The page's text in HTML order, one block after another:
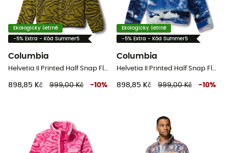
Ekologicky šetrné
-5% Extra - Kód Summer5
Columbia
Helvetia II Printed Half Snap Fleece - Dětská fleesová mikina
898,85 Kč 999,00 Kč -10%
Ekologicky šetrné
-5% Extra - Kód Summer5
Columbia
Helvetia II Printed Half Snap Fleece - Dětská fleesová mikina
898,85 Kč 999,00 Kč -10%